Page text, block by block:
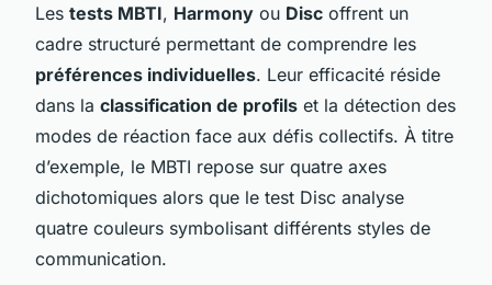
Les tests MBTI, Harmony ou Disc offrent un
cadre structuré permettant de comprendre les
préférences individuelles. Leur efficacité réside
dans la classification de profils et la détection des
modes de réaction face aux défis collectifs. À titre
d’exemple, le MBTI repose sur quatre axes
dichotomiques alors que le test Disc analyse
quatre couleurs symbolisant différents styles de
communication.